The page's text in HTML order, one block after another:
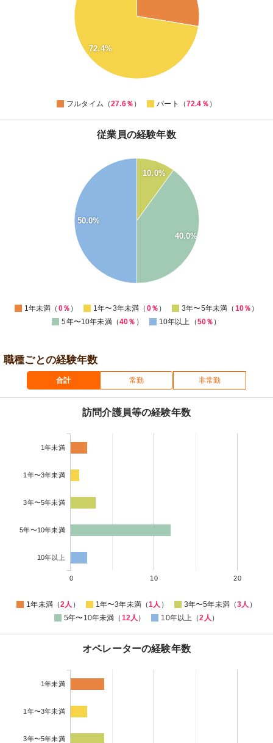
72.4%
フルタイム（27.6％ ） パート（72.4％ ）
従業員の経験年数
10.0%
40.0%
50.0%
1年未満（ 0％ ） 1年〜3年未満（ 0％ ） 3年〜5年未満（ 10％ ）
5年〜10年未満（40％ ） 10年以上（50％ ）
職種ごとの経験年数
合計 常勤 非常勤
訪問介護員等の経験年数
1年未満
1年〜3年未満
3年〜5年未満
5年〜10年未満
10年以上
0 10 20
1年未満（2人 ） 1年〜3年未満（1人 ） 3年〜5年未満（3人 ）
5年〜10年未満（ 12人 ） 10年以上（2人 ）
オペレーターの経験年数
1年未満
1年〜3年未満
3年〜5年未満